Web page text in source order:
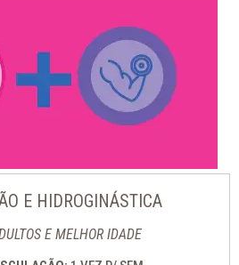
E HIDROGINÁSTICA
E MELHOR IDADE